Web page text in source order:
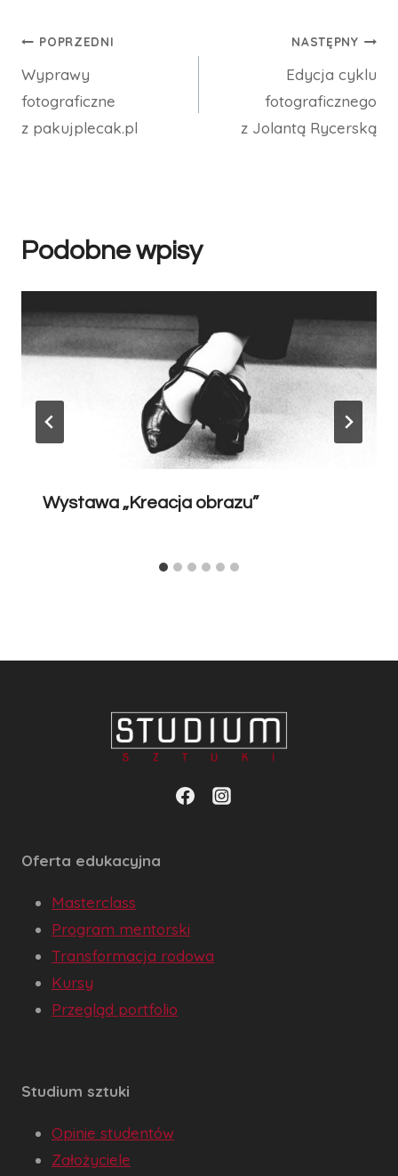
Nawigacja
wpisu
POPRZEDNI
Wyprawy
fotograficzne
z pakujplecak.pl
NASTĘPNY
Edycja cyklu
fotograficznego
z Jolantą Rycerską
Podobne wpisy
Wystawa „Kreacja obrazu”
Oferta edukacyjna
Masterclass
Program mentorski
Transformacja rodowa
Kursy
Przegląd portfolio
Studium sztuki
Opinie studentów
Założyciele